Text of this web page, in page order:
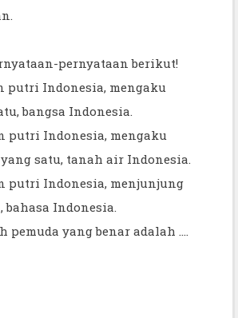
pernyataan berikut!
putri Indonesia, mengaku
bangsa Indonesia.
putri Indonesia, mengaku
satu, tanah air Indonesia.
putri Indonesia, menjunjung
bahasa Indonesia.
pemuda yang benar adalah ....